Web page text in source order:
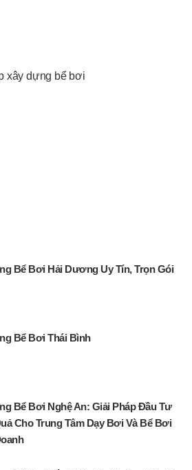
xây dựng bể bơi
Bể Bơi Hải Dương Uy Tín, Trọn Gói
Bể Bơi Thái Bình
Bể Bơi Nghệ An: Giải Pháp Đầu Tư
Cho Trung Tâm Dạy Bơi Và Bể Bơi